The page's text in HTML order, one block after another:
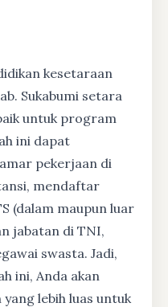
kesetaraan
Sukabumi setara
untuk program
ini dapat
pekerjaan di
mendaftar
(dalam maupun luar
jabatan di TNI,
swasta. Jadi,
ini, Anda akan
lebih luas untuk